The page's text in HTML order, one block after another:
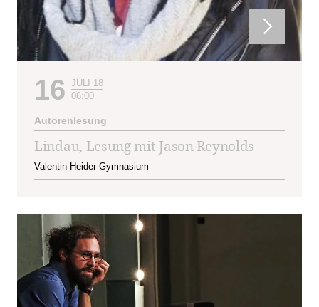
16 JULI 18
06:00
Autorenlesung
Lindau, Lesung mit Jason Reynolds
Valentin-Heider-Gymnasium